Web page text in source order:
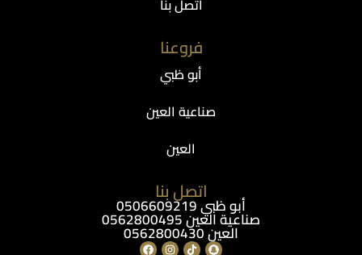
اتصل بنا
فروعنا
أبو ظبي
صناعية العين
العين
اتصل بناأبو ظبي 0506609219
صناعية العين 0562800495
العين 0562800430